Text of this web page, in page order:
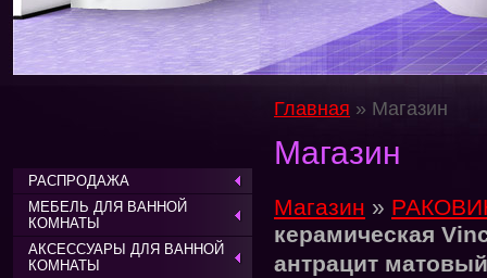
РАСПРОДАЖА
МЕБЕЛЬ ДЛЯ ВАННОЙ
КОМНАТЫ
АКСЕССУАРЫ ДЛЯ ВАННОЙ
КОМНАТЫ
Главная » Магазин
Магазин
Магазин »
керамическая
антрацит матовый